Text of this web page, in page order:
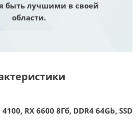
быть лучшими в своей
области.
RX 6600 8Гб, DDR4 64Gb, SSD